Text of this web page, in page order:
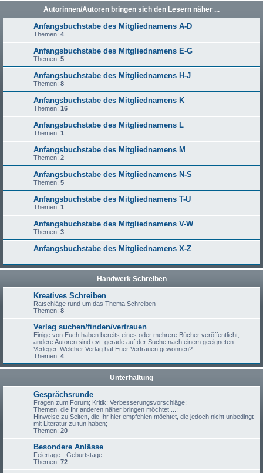
Autorinnen/Autoren bringen sich den Lesern näher ...
Anfangsbuchstabe des Mitgliednamens A-D
Themen: 4
Anfangsbuchstabe des Mitgliednamens E-G
Themen: 5
Anfangsbuchstabe des Mitgliednamens H-J
Themen: 8
Anfangsbuchstabe des Mitgliednamens K
Themen: 16
Anfangsbuchstabe des Mitgliednamens L
Themen: 1
Anfangsbuchstabe des Mitgliednamens M
Themen: 2
Anfangsbuchstabe des Mitgliednamens N-S
Themen: 5
Anfangsbuchstabe des Mitgliednamens T-U
Themen: 1
Anfangsbuchstabe des Mitgliednamens V-W
Themen: 3
Anfangsbuchstabe des Mitgliednamens X-Z
Handwerk Schreiben
Kreatives Schreiben
Ratschläge rund um das Thema Schreiben
Themen: 8
Verlag suchen/finden/vertrauen
Einige von Euch haben bereits eines oder mehrere Bücher veröffentlicht;
andere Autoren sind evt. gerade auf der Suche nach einem geeigneten
Verleger. Welcher Verlag hat Euer Vertrauen gewonnen?
Themen: 4
Unterhaltung
Gesprächsrunde
Fragen zum Forum; Kritik; Verbesserungsvorschläge;
Themen, die Ihr anderen näher bringen möchtet ...;
Hinweise zu Seiten, die Ihr hier empfehlen möchtet, die jedoch nicht unbedingt
mit Literatur zu tun haben;
Themen: 20
Besondere Anlässe
Feiertage - Geburtstage
Themen: 72